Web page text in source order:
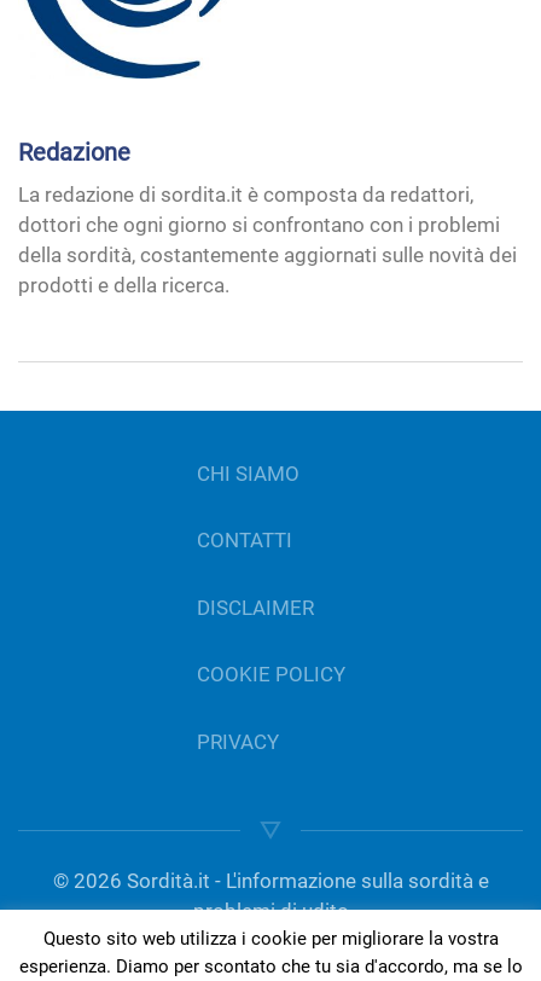
Redazione
La redazione di sordita.it è composta da redattori,
dottori che ogni giorno si confrontano con i problemi
della sordità, costantemente aggiornati sulle novità dei
prodotti e della ricerca.
CHI SIAMO
CONTATTI
DISCLAIMER
COOKIE POLICY
PRIVACY
© 2026 Sordità.it - L'informazione sulla sordità e
problemi di udito
gestito da Del Bo Tecnologia per l’ascolto | P.IVA
01189420050
Questo sito web utilizza i cookie per migliorare la vostra
esperienza. Diamo per scontato che tu sia d'accordo, ma se lo